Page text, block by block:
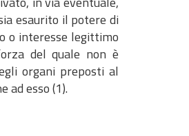
esaurito il potere di
o interesse legittimo
del quale non è
organi preposti al
ad esso (1).